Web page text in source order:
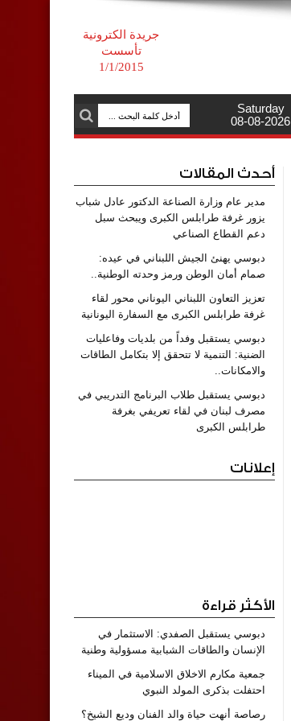
جريدة الكترونية
تأسست
1/1/2015
Saturday
08-08-2026
أحدث المقالات
مدير عام وزارة الصناعة الدكتور عادل شباب
يزور غرفة طرابلس الكبرى ويبحث سبل
دعم القطاع الصناعي
دبوسي يهنئ الجيش اللبناني في عيده:
صمام أمان الوطن ورمز وحدته الوطنية..
تعزيز التعاون اللبناني اليوناني محور لقاء
غرفة طرابلس الكبرى مع السفارة اليونانية
دبوسي يستقبل وفداً من بلديات وفاعليات
الضنية: التنمية لا تتحقق إلا بتكامل الطاقات
والامكانات..
دبوسي يستقبل طلاب البرنامج التدريبي في
مصرف لبنان في لقاء تعريفي بغرفة
طرابلس الكبرى
إعلانات
الأكثر قراءة
دبوسي يستقبل الصفدي: الاستثمار في
الإنسان والطاقات الشبابية مسؤولية وطنية
جمعية مكارم الاخلاق الاسلامية في الميناء
احتفلت بذكرى المولد النبوي
رصاصة أنهت حياة والد الفنان وديع الشيخ؟